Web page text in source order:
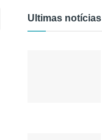
Ultimas notícias